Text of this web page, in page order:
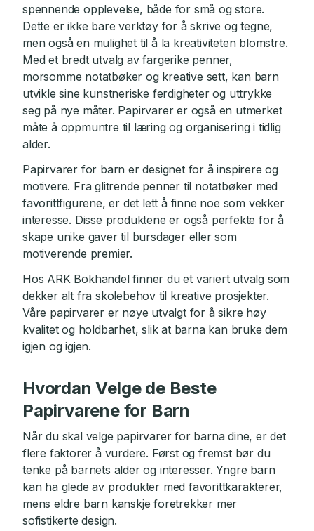
spennende opplevelse, både for små og store.
Dette er ikke bare verktøy for å skrive og tegne,
men også en mulighet til å la kreativiteten blomstre.
Med et bredt utvalg av fargerike penner,
morsomme notatbøker og kreative sett, kan barn
utvikle sine kunstneriske ferdigheter og uttrykke
seg på nye måter. Papirvarer er også en utmerket
måte å oppmuntre til læring og organisering i tidlig
alder.
Papirvarer for barn er designet for å inspirere og
motivere. Fra glitrende penner til notatbøker med
favorittfigurene, er det lett å finne noe som vekker
interesse. Disse produktene er også perfekte for å
skape unike gaver til bursdager eller som
motiverende premier.
Hos ARK Bokhandel finner du et variert utvalg som
dekker alt fra skolebehov til kreative prosjekter.
Våre papirvarer er nøye utvalgt for å sikre høy
kvalitet og holdbarhet, slik at barna kan bruke dem
igjen og igjen.
Hvordan Velge de Beste
Papirvarene for Barn
Når du skal velge papirvarer for barna dine, er det
flere faktorer å vurdere. Først og fremst bør du
tenke på barnets alder og interesser. Yngre barn
kan ha glede av produkter med favorittkarakterer,
mens eldre barn kanskje foretrekker mer
sofistikerte design.